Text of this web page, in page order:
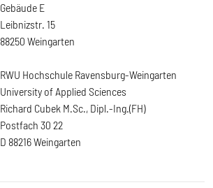
Gebäude E
Leibnizstr. 15
88250 Weingarten
RWU Hochschule Ravensburg-Weingarten
University of Applied Sciences
Richard Cubek M.Sc., Dipl.-Ing.(FH)
Postfach 30 22
D 88216 Weingarten